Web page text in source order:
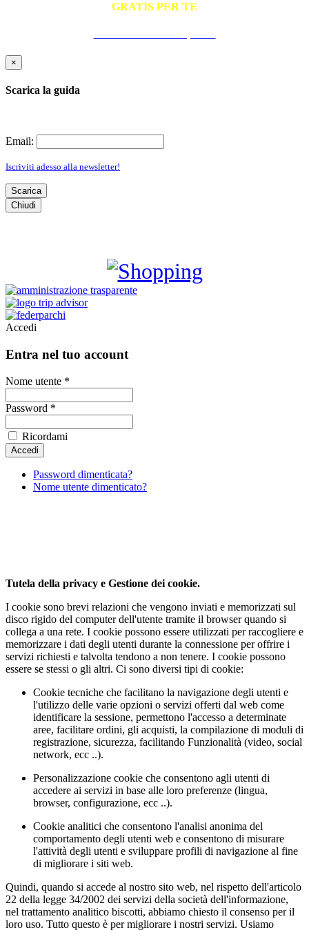
GRATIS PER TE
×
Scarica la guida
Email:
Iscriviti adesso alla newsletter!
Scarica
Chiudi
Accedi
Entra nel tuo account
Nome utente *
Password *
Ricordami
Password dimenticata?
Nome utente dimenticato?
Tutela della privacy e Gestione dei cookie.
I cookie sono brevi relazioni che vengono inviati e memorizzati sul
disco rigido del computer dell'utente tramite il browser quando si
collega a una rete. I cookie possono essere utilizzati per raccogliere e
memorizzare i dati degli utenti durante la connessione per offrire i
servizi richiesti e talvolta tendono a non tenere. I cookie possono
essere se stessi o gli altri. Ci sono diversi tipi di cookie:
Cookie tecniche che facilitano la navigazione degli utenti e
l'utilizzo delle varie opzioni o servizi offerti dal web come
identificare la sessione, permettono l'accesso a determinate
aree, facilitare ordini, gli acquisti, la compilazione di moduli di
registrazione, sicurezza, facilitando Funzionalità (video, social
network, ecc ..).
Personalizzazione cookie che consentono agli utenti di
accedere ai servizi in base alle loro preferenze (lingua,
browser, configurazione, ecc ..).
Cookie analitici che consentono l'analisi anonima del
comportamento degli utenti web e consentono di misurare
l'attività degli utenti e sviluppare profili di navigazione al fine
di migliorare i siti web.
Quindi, quando si accede al nostro sito web, nel rispetto dell'articolo
22 della legge 34/2002 dei servizi della società dell'informazione,
nel trattamento analitico biscotti, abbiamo chiesto il consenso per il
loro uso. Tutto questo è per migliorare i nostri servizi. Usiamo